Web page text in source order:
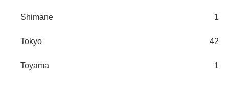
Shimane 1
Tokyo 42
Toyama 1